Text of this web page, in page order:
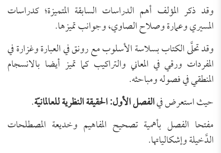
وقد ذكر المؤلف أهم الدراسات السابقة المتميزة؛ كدراسات
المسيري وعمارة وصلاح الصاوي، وجوانب تميزها.
وقد تحلَّى الكتاب بسلاسة الأسلوب مع رونق في العبارة وغزارة في
المفردات ورقي في المعاني والتراكيب كما تميز أيضا بالانسجام
المنطقي في فصوله ومباحثه.
حيث استعرض فيالفصل الأول: الحقيقة النظرية للعالمانيّة.
مفتحا الفصل بأهمية تصحيح المفاهيم وخديعة المصطلحات
الدَّخيلة وإشكالياتها.